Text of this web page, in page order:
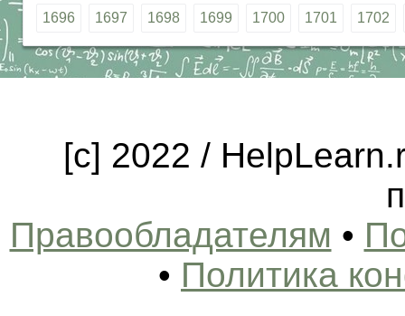
1696 1697 1698 1699 1700 1701 1702
[c] 2022 /
Правообладателям •
• Политика